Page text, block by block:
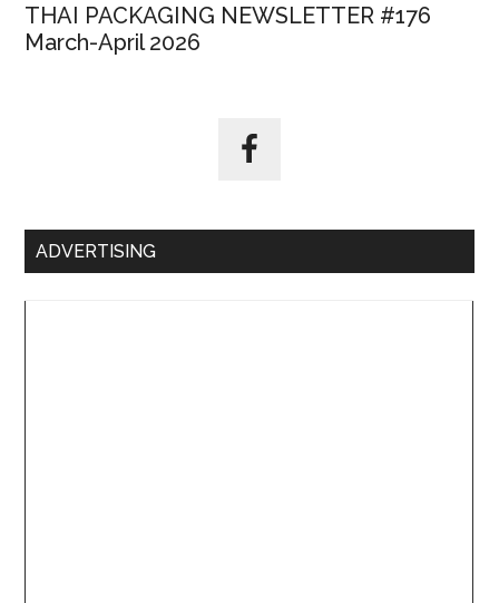
THAI PACKAGING NEWSLETTER #176
March-April 2026
ADVERTISING